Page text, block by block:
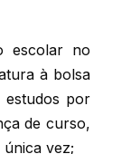
escolar no
à bolsa
estudos por
de curso,
vez;